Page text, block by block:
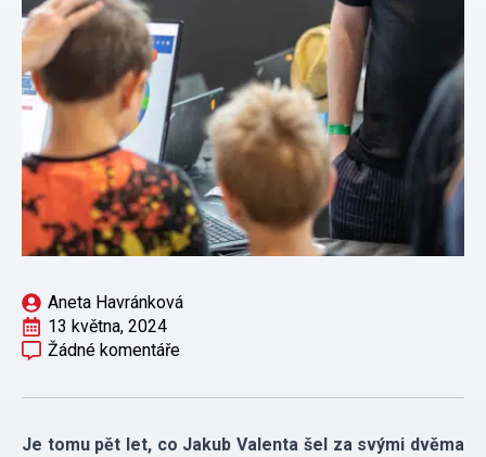
Aneta Havránková
13 května, 2024
Žádné komentáře
Je tomu pět let, co Jakub Valenta šel za svými dvěma